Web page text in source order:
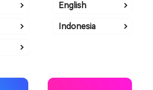
English
Indonesia